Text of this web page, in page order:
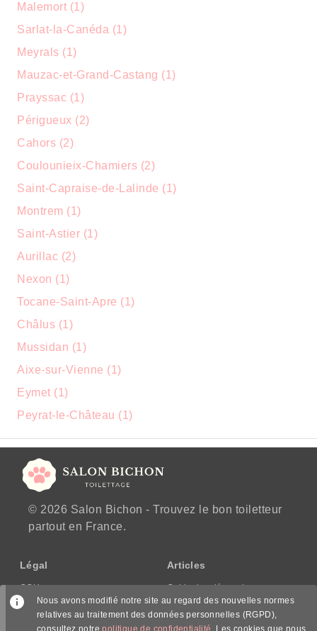
Malemort (1)
Sarlat-la-Canéda (1)
Meyrals (1)
Mauzac-et-Grand-Castang (1)
Prayssac (1)
Périgueux (2)
Cahors (2)
Coulounieix-Chamiers (2)
Saint-Capraise-de-Lalinde (1)
Montrem (1)
Saint-Astier (1)
Aurillac (2)
Nexon (1)
Tocane-Saint-Apre (1)
Châlus (1)
Mussidan (1)
Aixe-sur-Vienne (1)
Eymet (1)
Peyrat-le-Château (1)
© 2026 Salon Bichon - Trouvez le bon toiletteur
partout en France.
Légal
CGU
CGV/CPPS
Articles
Guide des démarches
Nous avons modifié notre site au regard des nouvelles normes
relatives au traitement des données personnelles (RGPD),
consultez notrepolitique de confidentialité . Les cookies que nous